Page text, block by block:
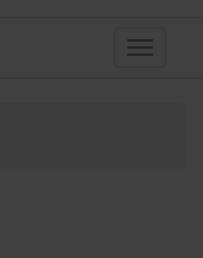
Toggle